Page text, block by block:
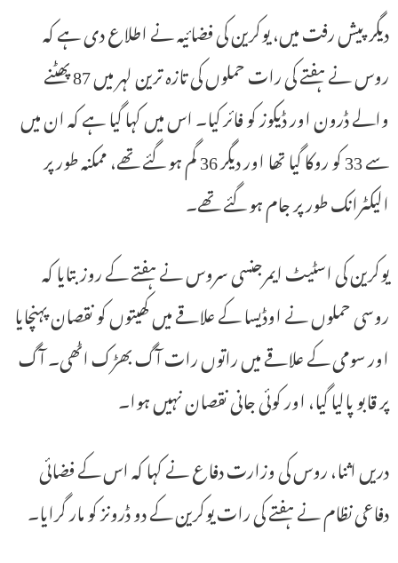
دیگر پیش رفت میں، یوکرین کی فضائیہ نے اطلاع دی ہے کہ
روس نے ہفتے کی رات حملوں کی تازہ ترین لہر میں 87 پھٹنے
والے ڈرون اور ڈیکوز کو فائر کیا۔ اس میں کہا گیا ہے کہ ان میں
سے 33 کو روکا گیا تھا اور دیگر 36 گم ہو گئے تھے، ممکنہ طور پر
الیکٹرانک طور پر جام ہو گئے تھے۔
یوکرین کی اسٹیٹ ایمرجنسی سروس نے ہفتے کے روز بتایا کہ
روسی حملوں نے اوڈیسا کے علاقے میں کھیتوں کو نقصان پہنچایا
اور سومی کے علاقے میں راتوں رات آگ بھڑک اٹھی۔ آگ
پر قابو پالیا گیا، اور کوئی جانی نقصان نہیں ہوا۔
دریں اثنا، روس کی وزارت دفاع نے کہا کہ اس کے فضائی
دفاعی نظام نے ہفتے کی رات یوکرین کے دو ڈرونز کو مار گرایا۔